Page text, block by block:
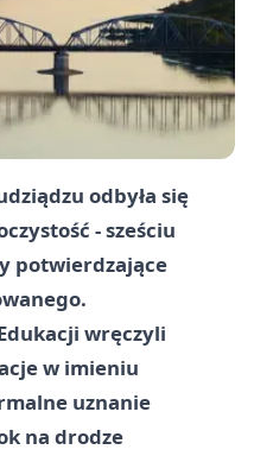
odbyła się
- sześciu
potwierdzające
wręczyli
w imieniu
uznanie
na drodze